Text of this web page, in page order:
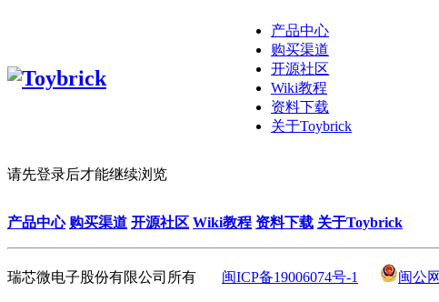
产品中心
购买渠道
开源社区
Wiki教程
资料下载
关于Toybrick
请先登录后才能继续浏览
产品中心 购买渠道 开源社区 Wiki教程 资料下载 关于Toybrick
瑞芯微电子股份有限公司所有 闽ICP备19006074号-1 闽公